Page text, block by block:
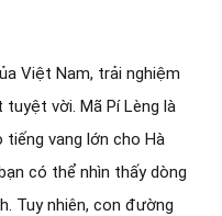
Việt Nam, trải nghiệm
vời. Mã Pí Lèng là
vang lớn cho Hà
có thể nhìn thấy dòng
Tuy nhiên, con đường